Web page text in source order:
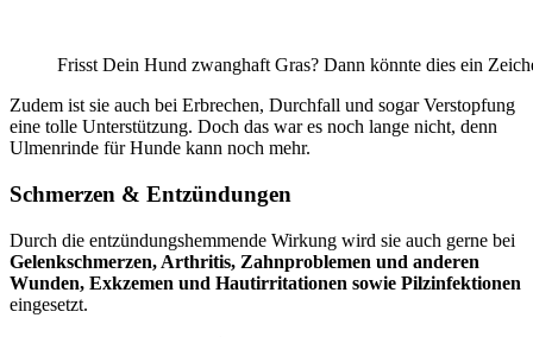
Frisst Dein Hund zwanghaft Gras? Dann könnte dies ein
Zudem ist sie auch bei Erbrechen, Durchfall und sogar Verstopfung
eine tolle Unterstützung. Doch das war es noch lange nicht, denn
Ulmenrinde für Hunde kann noch mehr.
Schmerzen & Entzündungen
Durch die entzündungshemmende Wirkung wird sie auch gerne bei
Gelenkschmerzen, Arthritis, Zahnproblemen und anderen
Wunden, Exkzemen und Hautirritationen sowie Pilzinfektionen
eingesetzt.